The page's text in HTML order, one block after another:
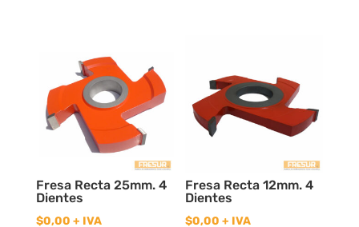
Fresa Recta 25mm. 4
Dientes
$0,00 + IVA
Fresa Recta 12mm. 4
Dientes
$0,00 + IVA